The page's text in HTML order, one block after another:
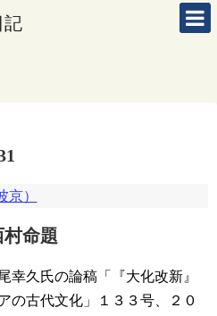
記
）
村命題
幸久氏の論稿「『大化改新』
の古代文化」１３３号、２０